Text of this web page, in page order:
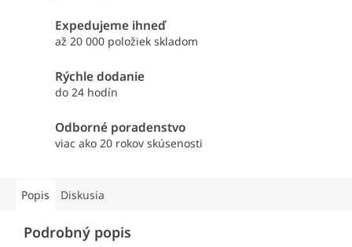
Expedujeme ihneď
až 20 000 položiek skladom
Rýchle dodanie
do 24 hodín
Odborné poradenstvo
viac ako 20 rokov skúsenosti
Popis Diskusia
Podrobný popis